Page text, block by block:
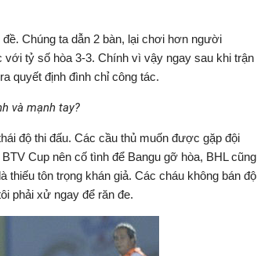
Chúng ta dẫn 2 bàn, lại chơi hơn người
với tỷ số hòa 3-3. Chính vì vậy ngay sau khi trận
quyết định đình chỉ công tác.
và mạnh tay?
độ thi đấu. Các cầu thủ muốn được gặp đội
Cup nên cố tình để Bangu gỡ hòa, BHL cũng
thiếu tôn trọng khán giả. Các cháu không bán độ
phải xử ngay để răn đe.